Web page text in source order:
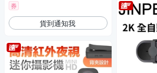
券
貨到通知我